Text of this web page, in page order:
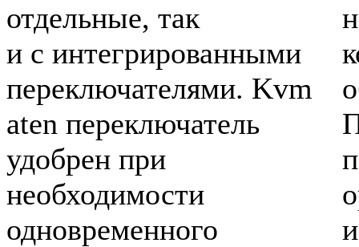
отдельные, так
и с интегрированными
переключателями. Kvm
aten переключатель
удобрен при
необходимости
одновременного